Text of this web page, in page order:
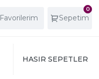
Favorilerim
0
Sepetim
HASIR SEPETLER